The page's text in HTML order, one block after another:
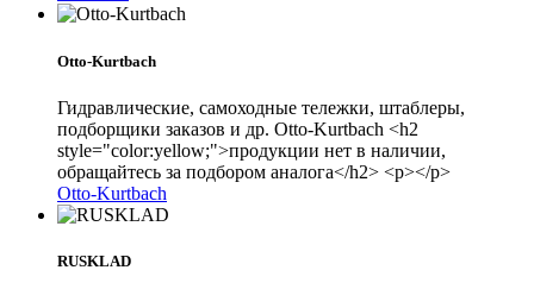
Otto-Kurtbach
Гидравлические, самоходные тележки, штаблеры,
подборщики заказов и др. Otto-Kurtbach <h2
style="color:yellow;">продукции нет в наличии,
обращайтесь за подбором аналога</h2> <p></p>
Otto-Kurtbach
RUSKLAD